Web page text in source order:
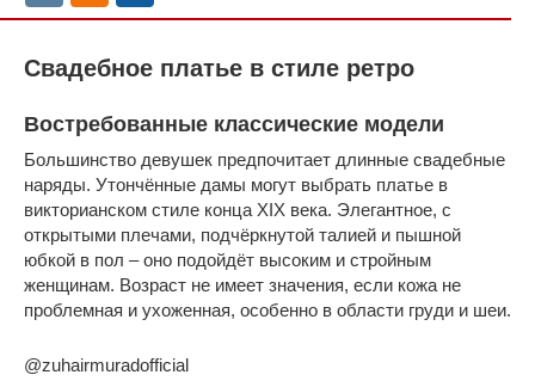
Свадебное платье в стиле ретро
Востребованные классические модели
Большинство девушек предпочитает длинные свадебные
наряды. Утончённые дамы могут выбрать платье в
викторианском стиле конца XIX века. Элегантное, с
открытыми плечами, подчёркнутой талией и пышной
юбкой в пол – оно подойдёт высоким и стройным
женщинам. Возраст не имеет значения, если кожа не
проблемная и ухоженная, особенно в области груди и шеи.
@zuhairmuradofficial